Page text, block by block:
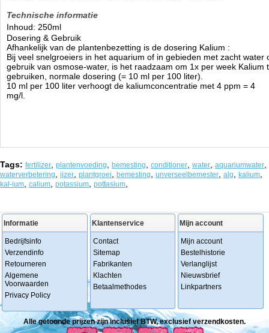
Technische informatie
Inhoud: 250ml
Dosering & Gebruik
Afhankelijk van de plantenbezetting is de dosering Kalium :
Bij veel snelgroeiers in het aquarium of in gebieden met zacht water
gebruik van osmose-water, is het raadzaam om 1x per week Kalium
gebruiken, normale dosering (= 10 ml per 100 liter).
10 ml per 100 liter verhoogt de kaliumconcentratie met 4 ppm = 4
mg/l.
Tags: fertilizer plantenvoeding bemesting conditioner water aquariumwater
waterverbetering ijzer plantgroei bemesting unverseelbemester alg kalium
kal-ium calium potassium pottasium
Informatie
Bedrijfsinfo
Verzendinfo
Retourneren
Algemene
Voorwaarden
Privacy Policy
Klantenservice
Contact
Sitemap
Fabrikanten
Klachten
Betaalmethodes
Mijn account
Mijn account
Bestelhistorie
Verlanglijst
Nieuwsbrief
Linkpartners
Alle getoonde prijzen zijn inclusief BTW, exclusief verzendkosten.